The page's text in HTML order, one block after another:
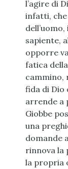
l’agire di
infatti,
sapiente,
opporre
fatica
cammino,
fida di Dio
arrende a
Giobbe
una
domande
rinnova la
la propria